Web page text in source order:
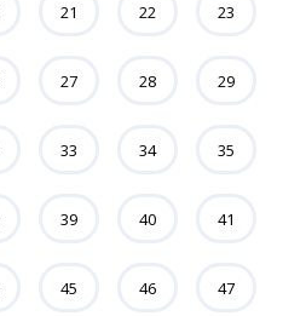
21 22 23
27 28 29
33 34 35
39 40 41
45 46 47